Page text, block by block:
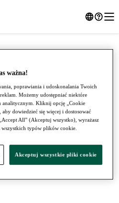
●●
ważna!
poprawiania i udoskonalania Twoich
Możemy udostępniać niektóre
Kliknij opcję „Cookie
dowiedzieć się więcej i dostosować
All” (Akceptuj wszystko), wyrażasz
wszystkich typów plików cookie.
Akceptuj wszystkie pliki cookie